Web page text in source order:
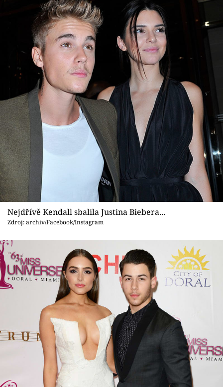
Nejdřívě Kendall sbalila Justina Biebera...
Zdroj: archiv/Facebook/Instagram